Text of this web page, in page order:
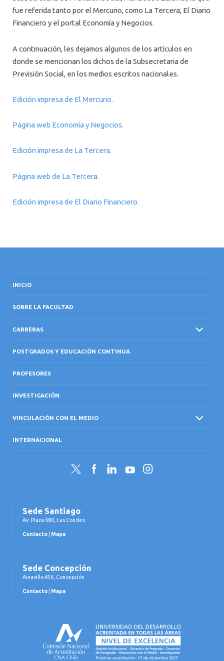
fue referida tanto por el Mercurio, como La Tercera, El Diario
Financiero y el portal Economía y Negocios.
A continuación, les dejamos algunos de los artículos en
donde se mencionan los dichos de la Subsecretaria de
Previsión Social, en los medios escritos nacionales.
Edición impresa de El Mercurio.
Página web Economía y Negocios.
Edición impresa de La Tercera.
Página web de La Tercera.
Edición impresa de El Diario Financiero.
INICIO
SOBRE LA FACULTAD
CARRERAS
POSTGRADOS Y EDUCACIÓN CONTINUA
PROFESORES
INVESTIGACIÓN
VINCULACIÓN CON EL MEDIO
INTERNACIONAL
Twitter FacebookLinkedInYouTubeInstagram
Sede Santiago
Av. Plaza 680, Las Condes
Contacto Mapa
Sede Concepción
Ainavillo 456, Concepción
Contacto Mapa